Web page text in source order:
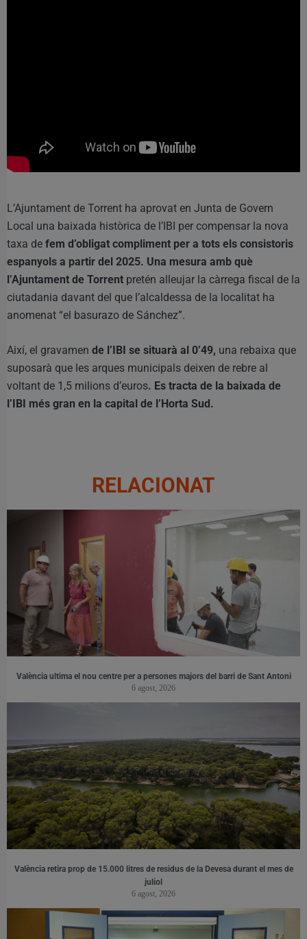
L’Ajuntament de Torrent ha aprovat en Junta de Govern
Local una baixada històrica de l’IBI per compensar la nova
taxa de fem d’obligat compliment per a tots els consistoris
espanyols a partir del 2025. Una mesura amb què
l’Ajuntament de Torrent pretén alleujar la càrrega fiscal de la
ciutadania davant del que l’alcaldessa de la localitat ha
anomenat “el basurazo de Sánchez”.
Així, el gravamen de l’IBI se situarà al 0’49, una rebaixa que
suposarà que les arques municipals deixen de rebre al
voltant de 1,5 milions d’euros. Es tracta de la baixada de
l’IBI més gran en la capital de l’Horta Sud.
RELACIONAT
València ultima el nou centre per a persones majors del barri de Sant Antoni
6 agost, 2026
València retira prop de 15.000 litres de residus de la Devesa durant el mes de
juliol
6 agost, 2026